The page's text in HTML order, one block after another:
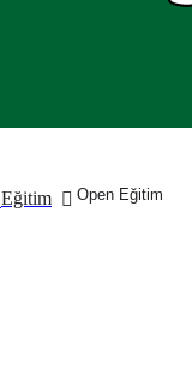
Eğitim Open Eğitim